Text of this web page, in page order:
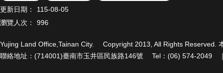
更新日期：
115-08-05
瀏覽人次：
996
Yujing Land Office,Tainan City. Copyright 2013, All Rights Reserved.
聯絡地址：(714001)臺南市玉井區民族路146號 Tel：(06) 574-2049